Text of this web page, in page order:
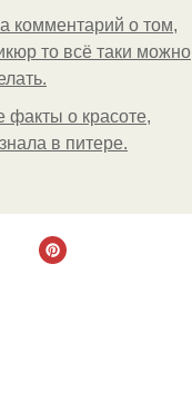
комментарий о том,
то всё таки можно
факты о красоте,
в питере.